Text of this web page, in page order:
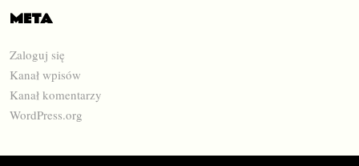
META
Zaloguj się
Kanał wpisów
Kanał komentarzy
WordPress.org